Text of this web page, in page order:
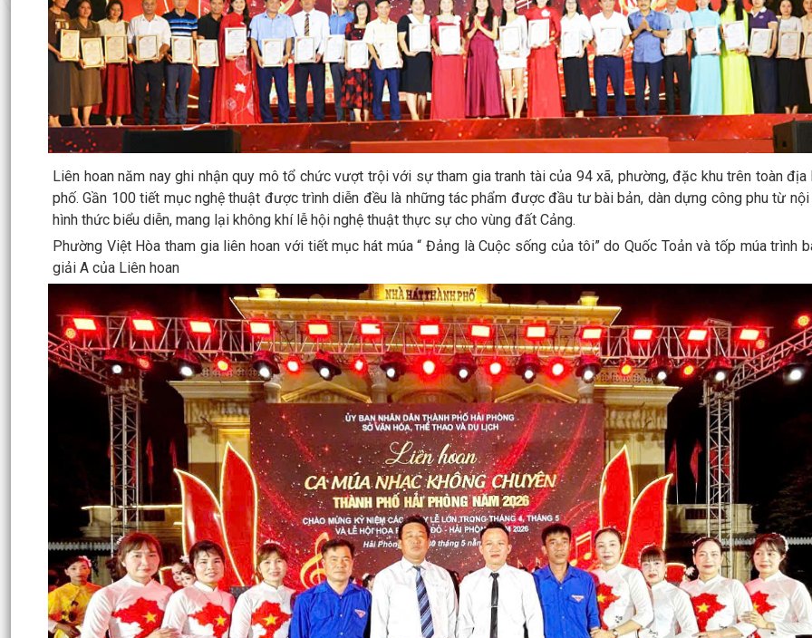
Liên hoan năm nay ghi nhận quy mô tổ chức vượt trội với sự tham gia tranh tài của 94 xã, phường, đặc khu trên toàn địa
phố. Gần 100 tiết mục nghệ thuật được trình diễn đều là những tác phẩm được đầu tư bài bản, dàn dựng công phu từ
hình thức biểu diễn, mang lại không khí lễ hội nghệ thuật thực sự cho vùng đất Cảng.
Phường Việt Hòa tham gia liên hoan với tiết mục hát múa “ Đảng là Cuộc sống của tôi” do Quốc Toản và tốp múa trình
giải A của Liên hoan